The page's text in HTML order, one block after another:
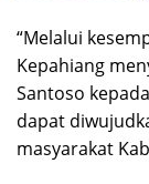
“Melalui
Kepahiang
Santoso
dapat
masyarakat